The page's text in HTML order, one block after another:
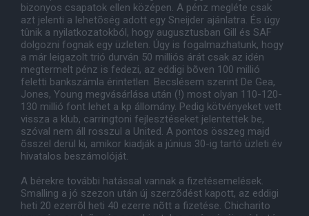
bizonyos csapatok ellen középen. A pénz megléte csak
azt jelenti a lehetõség adott egy Sneijder ajánlatra. És úgy
tûnik a nyilatkozatokból, hogy augusztusban Gill és SAF
dolgozni fognak egy üzleten. Úgy is fogalmazhatunk, hogy
a már leigazolt trió durván 50 milliós árát csak az idén
megtermelt pénz is fedezi, az eddigi bõven 100 millió
feletti bankszámla érintetlen. Becslésem szerint De Gea,
Jones, Young megvásárlása után (!) most olyan 110-120-
130 millió font lehet a kp állomány. Pedig kötvényeket vett
vissza a klub, carringtoni fejlesztéseket jelentettek be,
szóval nem áll rosszul a United. A pontos összeg majd
õsszel derül ki, amikor kiadják a június 30-ig tartó üzleti év
hivatalos beszámolóját.
A bérekre további hatással vannak a fizetésemelések.
Smalling a jó szezon után új szerzõdést kapott, az eddigi
heti 20 ezerrõl heti 40 ezerre nõtt a fizetése. Chicharito